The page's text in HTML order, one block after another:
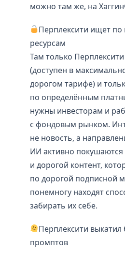
можно там же, на
Перплексити ищет
ресурсам
Там только
(доступен в
дорогом тарифе) и
по определённым
нужны инвесторам и
с фондовым рынком.
не новость, а
ИИ активно
и дорогой контент,
по дорогой подписной
понемногу находят
забирать их себе.
Перплексити выкатил
промптов